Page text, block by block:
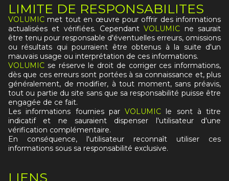
LIMITE DE RESPONSABILITES
VOLUMIC met tout en œuvre pour offrir des informations
actualisées et vérifiées. CependantVOLUMIC ne saurait
être tenu pour responsable d'éventuelles erreurs, omissions
ou résultats qui pourraient être obtenus à la suite d'un
mauvais usage ou interprétation de ces informations.
VOLUMIC se réserve le droit de corriger ces informations,
dès que ces erreurs sont portées à sa connaissance et, plus
généralement, de modifier, à tout moment, sans préavis,
tout ou partie du site sans que sa responsabilité puisse être
engagée de ce fait.
Les informations fournies par VOLUMIC le sont à titre
indicatif et ne sauraient dispenser l'utilisateur d'une
vérification complémentaire.
En conséquence, l'utilisateur reconnaît utiliser ces
informations sous sa responsabilité exclusive.
LIENS